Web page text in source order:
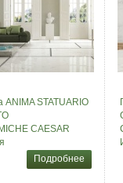
ANIMA STATUARIO
CAESAR
Подробнее